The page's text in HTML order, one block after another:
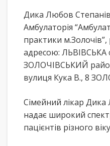
Дика Любов
Амбулаторія
практики
адресою: ЛЬВІВСЬКА
ЗОЛОЧІВСЬКИЙ
вулиця Кука В., 8
Сімейний лікар
надає широкий
пацієнтів різного